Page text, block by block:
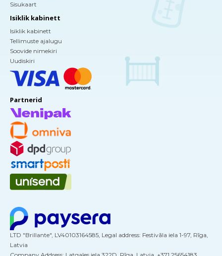
Sisukaart
Isiklik kabinett
Isiklik kabinett
Tellimuste ajalugu
Soovide nimekiri
Uudiskiri
Partnerid
LTD "Brillante", LV40103164585, Legal address: Festivāla iela 1-97, Rīga,
Latvia